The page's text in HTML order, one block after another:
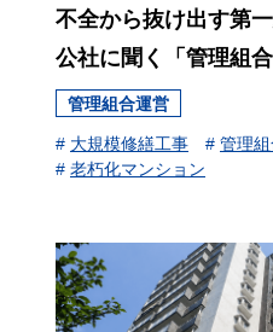
不全から抜け出す第
公社に聞く「管理組
管理組合運営
# 大規模修繕工事 # 管理組
# 老朽化マンション